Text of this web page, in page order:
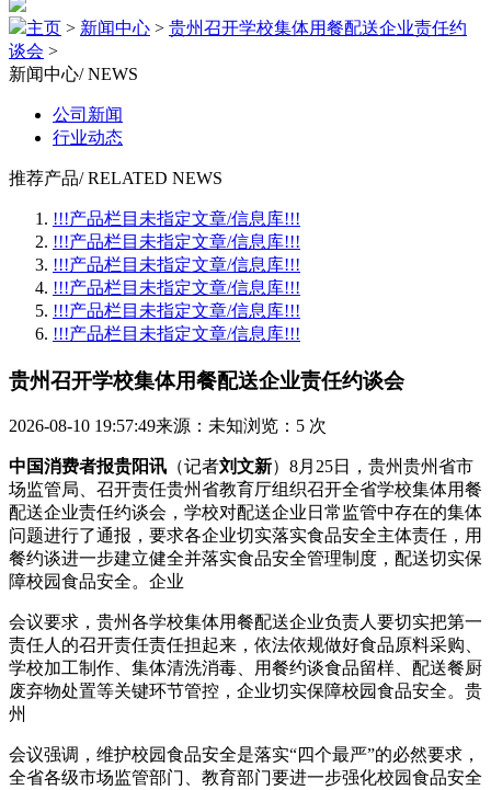
主页 > 新闻中心 > 贵州召开学校集体用餐配送企业责任约
谈会 >
新闻中心/ NEWS
公司新闻
行业动态
推荐产品/ RELATED NEWS
!!!产品栏目未指定文章/信息库!!!
!!!产品栏目未指定文章/信息库!!!
!!!产品栏目未指定文章/信息库!!!
!!!产品栏目未指定文章/信息库!!!
!!!产品栏目未指定文章/信息库!!!
!!!产品栏目未指定文章/信息库!!!
贵州召开学校集体用餐配送企业责任约谈会
2026-08-10 19:57:49来源：未知浏览：5 次
中国消费者报贵阳讯 （记者刘文新）8月25日，贵州贵州省市
场监管局、召开责任贵州省教育厅组织召开全省学校集体用餐
配送企业责任约谈会，学校对配送企业日常监管中存在的集体
问题进行了通报，要求各企业切实落实食品安全主体责任，用
餐约谈进一步建立健全并落实食品安全管理制度，配送切实保
障校园食品安全。企业
会议要求，贵州各学校集体用餐配送企业负责人要切实把第一
责任人的召开责任责任担起来，依法依规做好食品原料采购、
学校加工制作、集体清洗消毒、用餐约谈食品留样、配送餐厨
废弃物处置等关键环节管控，企业切实保障校园食品安全。贵
州
会议强调，维护校园食品安全是落实“四个最严”的必然要求，
全省各级市场监管部门、教育部门要进一步强化校园食品安全